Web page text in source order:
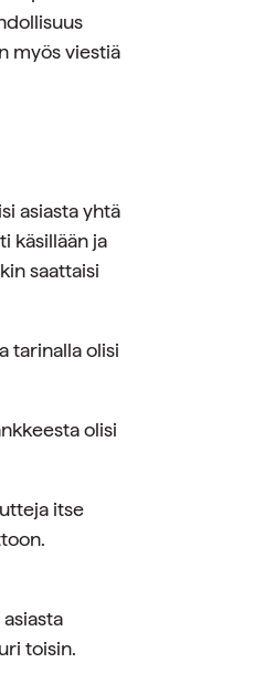
myös viestiä
asiasta yhtä
käsillään ja
saattaisi
tarinalla olisi
olisi
itse
toisin.